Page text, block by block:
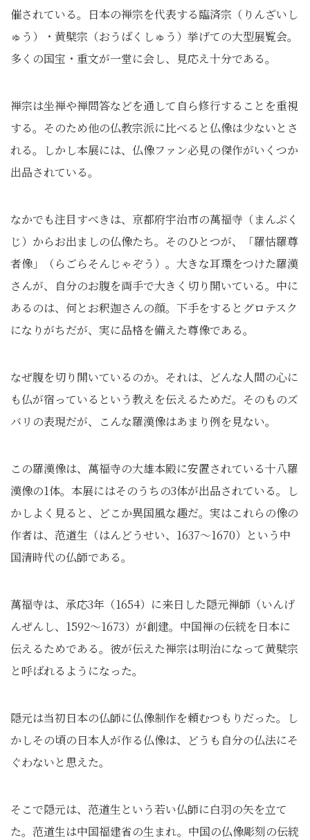
催されている。日本の禅宗を代表する臨済宗（りんざいし
ゅう）・黄檗宗（おうばくしゅう）挙げての大型展覧会。
多くの国宝・重文が一堂に会し、見応え十分である。
禅宗は坐禅や禅問答などを通して自ら修行することを重視
する。そのため他の仏教宗派に比べると仏像は少ないとさ
れる。しかし本展には、仏像ファン必見の傑作がいくつか
出品されている。
なかでも注目すべきは、京都府宇治市の萬福寺（まんぷく
じ）からお出ましの仏像たち。そのひとつが、「羅怙羅尊
者像」（らごらそんじゃぞう）。大きな耳環をつけた羅漢
さんが、自分のお腹を両手で大きく切り開いている。中に
あるのは、何とお釈迦さんの顔。下手をするとグロテスク
になりがちだが、実に品格を備えた尊像である。
なぜ腹を切り開いているのか。それは、どんな人間の心に
も仏が宿っているという教えを伝えるためだ。そのものズ
バリの表現だが、こんな羅漢像はあまり例を見ない。
この羅漢像は、萬福寺の大雄本殿に安置されている十八羅
漢像の1体。本展にはそのうちの3体が出品されている。し
かしよく見ると、どこか異国風な趣だ。実はこれらの像の
作者は、范道生（はんどうせい、1637～1670）という中
国清時代の仏師である。
萬福寺は、承応3年（1654）に来日した隠元禅師（いんげ
んぜんし、1592～1673）が創建。中国禅の伝統を日本に
伝えるためである。彼が伝えた禅宗は明治になって黄檗宗
と呼ばれるようになった。
隠元は当初日本の仏師に仏像制作を頼むつもりだった。し
かしその頃の日本人が作る仏像は、どうも自分の仏法にそ
ぐわないと思えた。
そこで隠元は、范道生という若い仏師に白羽の矢を立て
た。范道生は中国福建省の生まれ。中国の仏像彫刻の伝統